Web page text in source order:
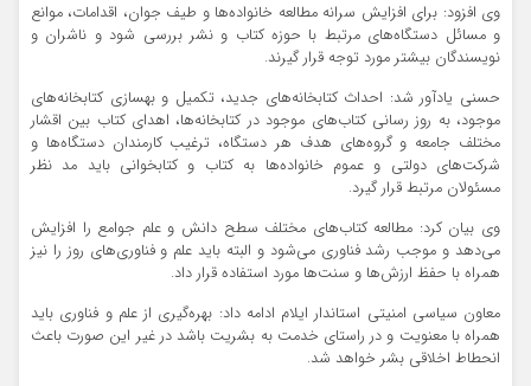
وی افزود: برای افزایش سرانه مطالعه خانواده‌ها و طیف جوان، اقدامات، موانع
و مسائل دستگاه‌های مرتبط با حوزه کتاب و نشر بررسی شود و ناشران و
نویسندگان بیشتر مورد توجه قرار گیرند.
حسنی یادآور شد: احداث کتابخانه‌های جدید، تکمیل و بهسازی کتابخانه‌های
موجود، به روز رسانی کتاب‌های موجود در کتابخانه‌ها، اهدای کتاب بین اقشار
مختلف جامعه و گروه‌های هدف هر دستگاه، ترغیب کارمندان دستگاه‌ها و
شرکت‌های دولتی و عموم خانواده‌ها به کتاب و کتابخوانی باید مد نظر
مسئولان مرتبط قرار گیرد.
وی بیان کرد: مطالعه کتاب‌های مختلف سطح دانش و علم جوامع را افزایش
می‌دهد و موجب رشد فناوری می‌شود و البته باید علم و فناوری‌های روز را نیز
همراه با حفظ ارزش‌ها و سنت‌ها مورد استفاده قرار داد.
معاون سیاسی امنیتی استاندار ایلام ادامه داد: بهره‌گیری از علم و فناوری باید
همراه با معنویت و در راستای خدمت به بشریت باشد در غیر این صورت باعث
انحطاط اخلاقی بشر خواهد شد.